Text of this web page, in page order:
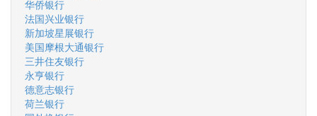
华侨银行
法国兴业银行
新加坡星展银行
美国摩根大通银行
三井住友银行
永亨银行
德意志银行
荷兰银行